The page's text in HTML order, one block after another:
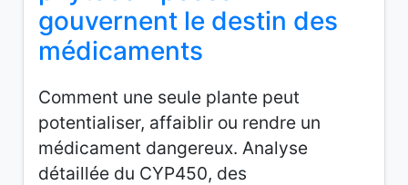
gouvernent le destin des
médicaments
Comment une seule plante peut
potentialiser, affaiblir ou rendre un
médicament dangereux. Analyse
détaillée du CYP450, des